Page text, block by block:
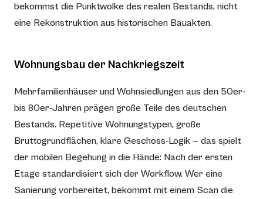
bekommst die Punktwolke des realen Bestands, nicht
eine Rekonstruktion aus historischen Bauakten.
Wohnungsbau der Nachkriegszeit
Mehrfamilienhäuser und Wohnsiedlungen aus den 50er-
bis 80er-Jahren prägen große Teile des deutschen
Bestands. Repetitive Wohnungstypen, große
Bruttogrundflächen, klare Geschoss-Logik — das spielt
der mobilen Begehung in die Hände: Nach der ersten
Etage standardisiert sich der Workflow. Wer eine
Sanierung vorbereitet, bekommt mit einem Scan die